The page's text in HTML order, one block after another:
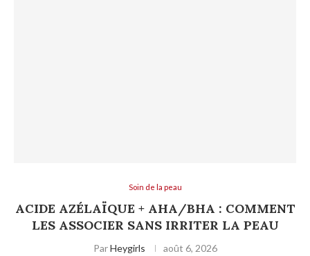
Soin de la peau
ACIDE AZÉLAÏQUE + AHA/BHA : COMMENT
LES ASSOCIER SANS IRRITER LA PEAU
ParHeygirls août 6, 2026